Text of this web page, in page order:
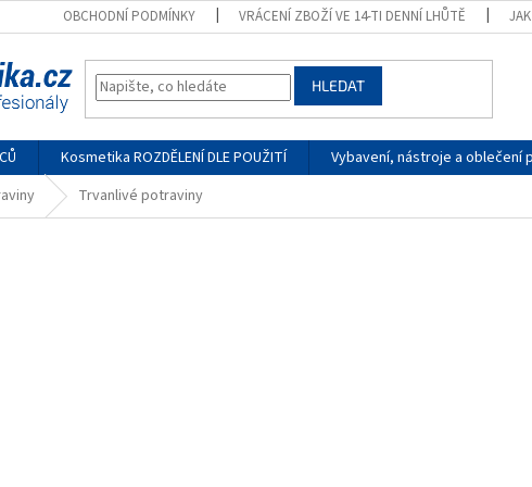
OBCHODNÍ PODMÍNKY VRÁCENÍ ZBOŽÍ VE 14-TI DENNÍ LHŮTĚ
HLEDAT
Kosmetika ROZDĚLENÍ DLE POUŽITÍ Vybavení, nástroje a oblečení
Trvanlivé potraviny